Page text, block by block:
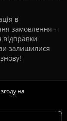
в
замовлення -
відправки
залишилися
на